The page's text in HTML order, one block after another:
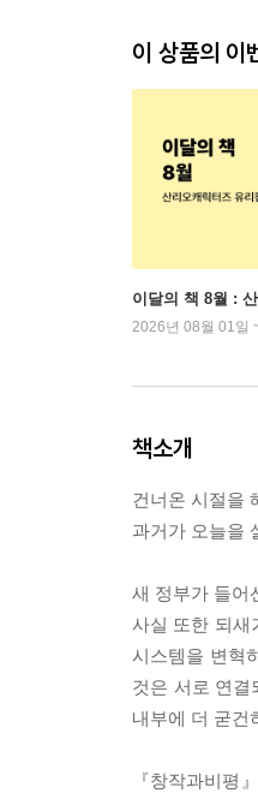
이 상품의 이
이달의 책 8월 :
2026년 08월 01일
책소개
건너온 시절을
과거가 오늘을
새 정부가 들어
사실 또한 되새
시스템을 변혁
것은 서로 연
내부에 더 굳건
『창작과비평